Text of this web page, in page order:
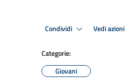
Condividi Vedi azioni
Categorie:
Giovani